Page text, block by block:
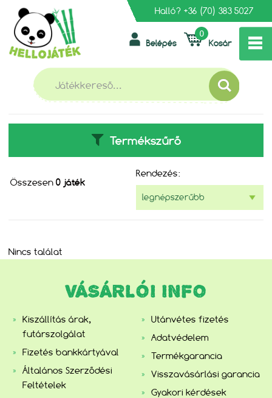
Halló? +36 (70) 383 5027
Kosár
0
Belépés
AQUA BEADS
AQUA BEADS
Termékszűrő
Összesen 0 játék
Rendezés:
Nincs találat
VÁSÁRLÓI INFO
Kiszállítás árak,
futárszolgálat
Fizetés bankkártyával
Általános Szerződési
Feltételek
Utánvétes fizetés
Adatvédelem
Termékgarancia
Visszavásárlási garancia
Gyakori kérdések